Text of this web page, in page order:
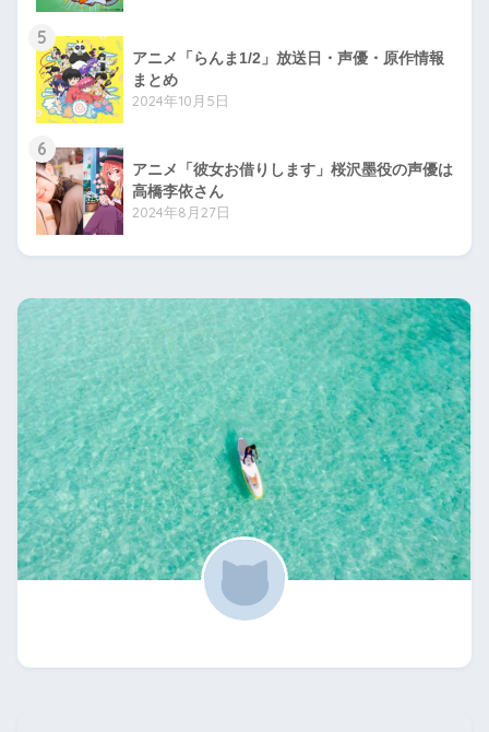
5
アニメ「らんま1/2」放送日・声優・原作情報
まとめ
2024年10月5日
6
アニメ「彼女お借りします」桜沢墨役の声優は
高橋李依さん
2024年8月27日